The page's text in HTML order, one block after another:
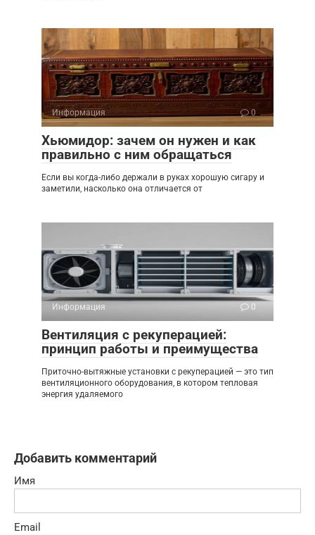
Информация 0
Хьюмидор: зачем он нужен и как
правильно с ним обращаться
Если вы когда-либо держали в руках хорошую сигару и
заметили, насколько она отличается от
Информация 0
Вентиляция с рекуперацией:
принцип работы и преимущества
Приточно-вытяжные установки с рекуперацией — это тип
вентиляционного оборудования, в котором тепловая
энергия удаляемого
Добавить комментарий
Имя
Email